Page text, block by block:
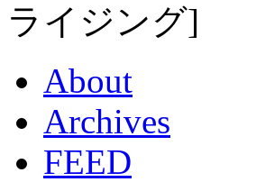
ライジング]
About
Archives
FEED